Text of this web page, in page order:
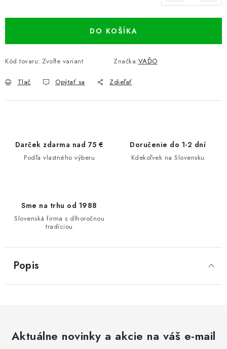
DO KOŠÍKA
Kód tovaru: Zvoľte variant Značka:VAĎO
Tlač Opýtať sa Zdieľať
Darček zdarma nad 75 €
Podľa vlastného výberu
Doručenie do 1-2 dní
Kdekoľvek na Slovensku
Sme na trhu od 1988
Slovenská firma s dlhoročnou
tradíciou
Popis
Aktuálne novinky a akcie na váš e-mail